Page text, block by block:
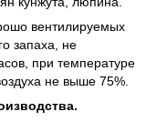
вентилируемых
запаха, не
при температуре
не выше 75%.